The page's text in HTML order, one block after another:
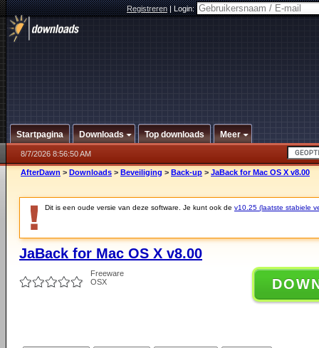
Registreren|Login:
Startpagina Downloads Top downloads Meer
8/7/2026 8:56:50 AM
AfterDawn > Downloads > Beveiliging > Back-up > JaBack for Mac OS X v8.00
Dit is een oude versie van deze software. Je kunt ook de v10.25 (laatste stabiele
JaBack for Mac OS X v8.00
Freeware
OSX